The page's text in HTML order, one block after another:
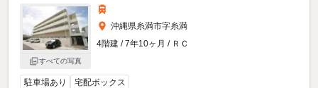
すべての写真
沖縄県糸満市字糸満
4階建 / 7年10ヶ月 / ＲＣ
駐車場あり 宅配ボックス